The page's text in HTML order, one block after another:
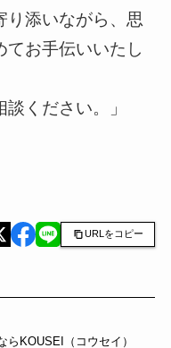
り添いながら、思
てお手伝いいたし
ください。」
URLをコピー
らKOUSEI（コウセイ）